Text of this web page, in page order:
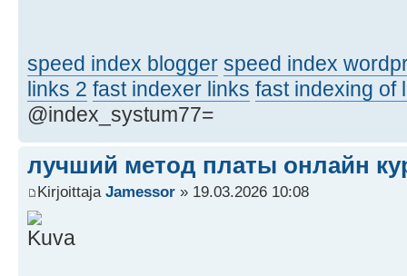
speed index blogger speed index
links 2 fast indexer links fast indexing of
@index_systum77=
лучший метод платы онлайн
Kirjoittaja Jamessor » 19.03.2026 10:08